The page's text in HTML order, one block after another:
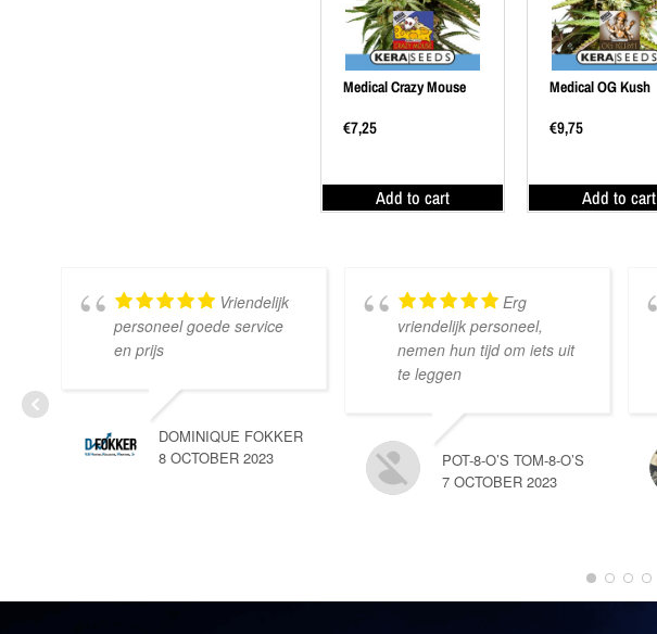
Medical Crazy Mouse
€7,25
Add to cart
Medical OG Kush
€9,75
Add to cart
Vriendelijk
personeel goede service
en prijs
DOMINIQUE FOKKER
8 OCTOBER 2023
Erg
vriendelijk personeel,
nemen hun tijd om iets uit
te leggen
POT-8-O’S TOM-8-O’S
7 OCTOBER 2023